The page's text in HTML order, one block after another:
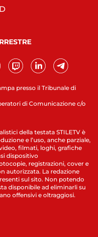
presso il Tribunale di
di Comunicazione c/o
della testata STILETV è
e l’uso, anche parziale,
filmati, loghi, grafiche
dispositivo
registrazioni, cover e
autorizzata. La redazione
sul sito. Non potendo
disponibile ad eliminarli su
offensivi e oltraggiosi.